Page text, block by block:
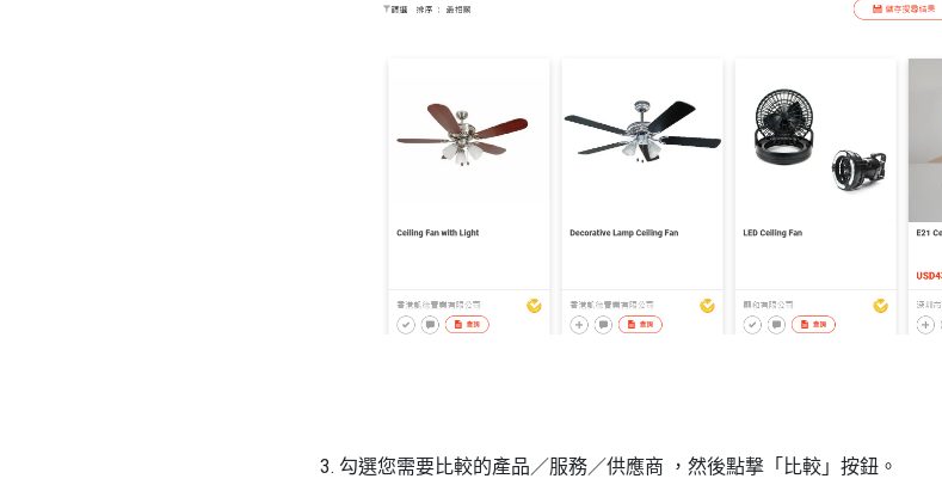
3. 勾選您需要比較的產品／服務／供應商 ，然後點撃「比較」按鈕。